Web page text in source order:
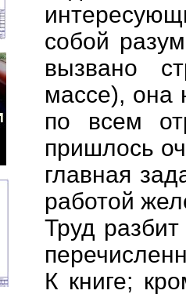
собой
вызвано
массе), она
по всем
пришлось
главная
работой
Труд
К книге;